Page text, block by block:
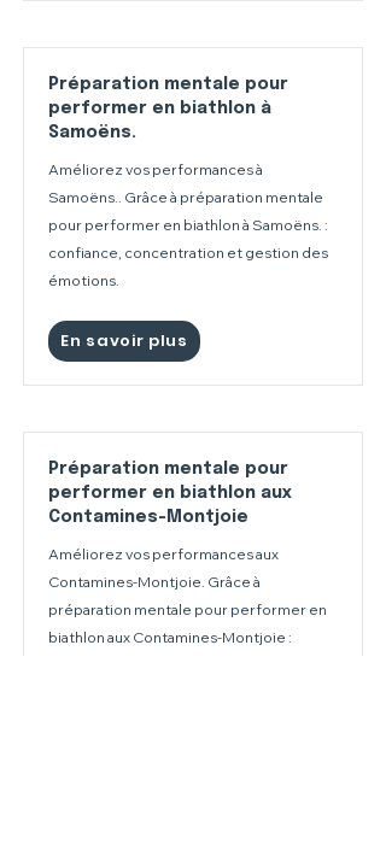
Préparation mentale pour
performer en biathlon à
Samoëns.
Améliorez vos performances à
Samoëns.. Grâce à préparation mentale
pour performer en biathlon à Samoëns. :
confiance, concentration et gestion des
émotions.
En savoir plus
Préparation mentale pour
performer en biathlon aux
Contamines-Montjoie
Améliorez vos performances aux
Contamines-Montjoie. Grâce à
préparation mentale pour performer en
biathlon aux Contamines-Montjoie :